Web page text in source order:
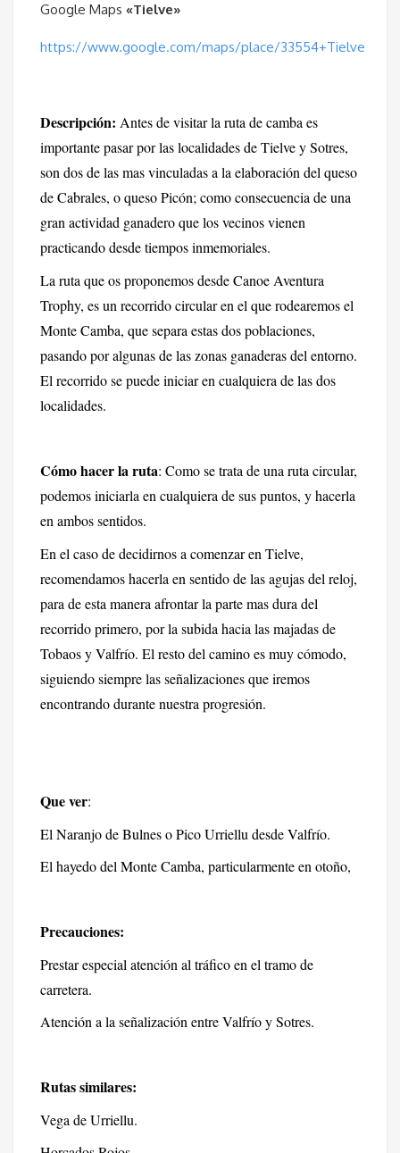
Google Maps «Tielve»
https://www.google.com/maps/place/33554+Tielve
Descripción: Antes de visitar la ruta de camba es
importante pasar por las localidades de Tielve y Sotres,
son dos de las mas vinculadas a la elaboración del queso
de Cabrales, o queso Picón; como consecuencia de una
gran actividad ganadero que los vecinos vienen
practicando desde tiempos inmemoriales.
La ruta que os proponemos desde Canoe Aventura
Trophy, es un recorrido circular en el que rodearemos el
Monte Camba, que separa estas dos poblaciones,
pasando por algunas de las zonas ganaderas del entorno.
El recorrido se puede iniciar en cualquiera de las dos
localidades.
Cómo hacer la ruta: Como se trata de una ruta circular,
podemos iniciarla en cualquiera de sus puntos, y hacerla
en ambos sentidos.
En el caso de decidirnos a comenzar en Tielve,
recomendamos hacerla en sentido de las agujas del reloj,
para de esta manera afrontar la parte mas dura del
recorrido primero, por la subida hacia las majadas de
Tobaos y Valfrío. El resto del camino es muy cómodo,
siguiendo siempre las señalizaciones que iremos
encontrando durante nuestra progresión.
Que ver:
El Naranjo de Bulnes o Pico Urriellu desde Valfrío.
El hayedo del Monte Camba, particularmente en otoño,
Precauciones:
Prestar especial atención al tráfico en el tramo de
carretera.
Atención a la señalización entre Valfrío y Sotres.
Rutas similares:
Vega de Urriellu.